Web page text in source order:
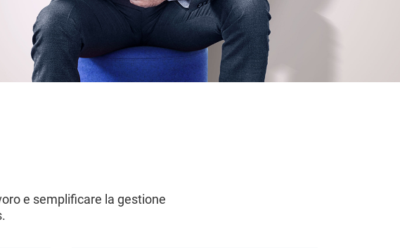
e semplificare la gestione